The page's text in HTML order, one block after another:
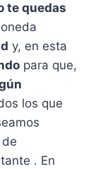
te quedas
y, en esta
para que,
los que
. En